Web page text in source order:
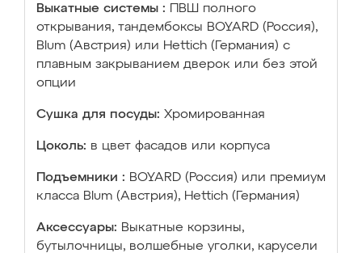
Выкатные системы :
ПВШ полного
открывания, тандембоксы BOYARD (Россия),
Blum (Австрия) или Hettich (Германия) с
плавным закрыванием дверок или без этой
опции
Сушка для посуды: Хромированная
Цоколь: в цвет фасадов или корпуса
Подъемники : BOYARD (Россия) или премиум
класса Blum (Австрия), Hettich (Германия)
Аксессуары: Выкатные корзины,
бутылочницы, волшебные уголки, карусели